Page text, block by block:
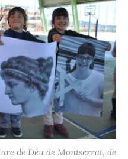
de Déu de Montserrat, de